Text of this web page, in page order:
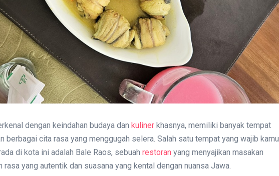
dengan keindahan budaya dan kuliner khasnya, memiliki banyak tempat
berbagai cita rasa yang menggugah selera. Salah satu tempat yang wajib kamu
di kota ini adalah Bale Raos, sebuah restoran yang menyajikan masakan
yang autentik dan suasana yang kental dengan nuansa Jawa.